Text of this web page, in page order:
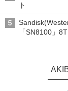
ト
「SN8100」